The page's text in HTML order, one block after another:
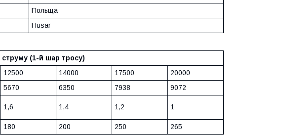
Польща
Husar
(1-й шар тросу)
12500 14000 17500
20000
5670 6350 7938
9072
1,6 1,4 1,2 1
180 200 250 265